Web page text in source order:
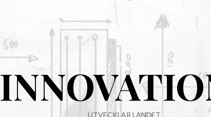
UTVECKLAR LANDET